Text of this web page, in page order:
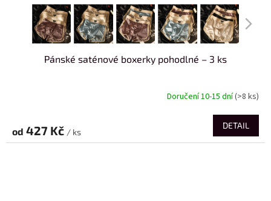
Pánské saténové boxerky pohodlné – 3 ks
Doručení 10-15 dní(>8 ks)
od 427 Kč / ks
DETAIL